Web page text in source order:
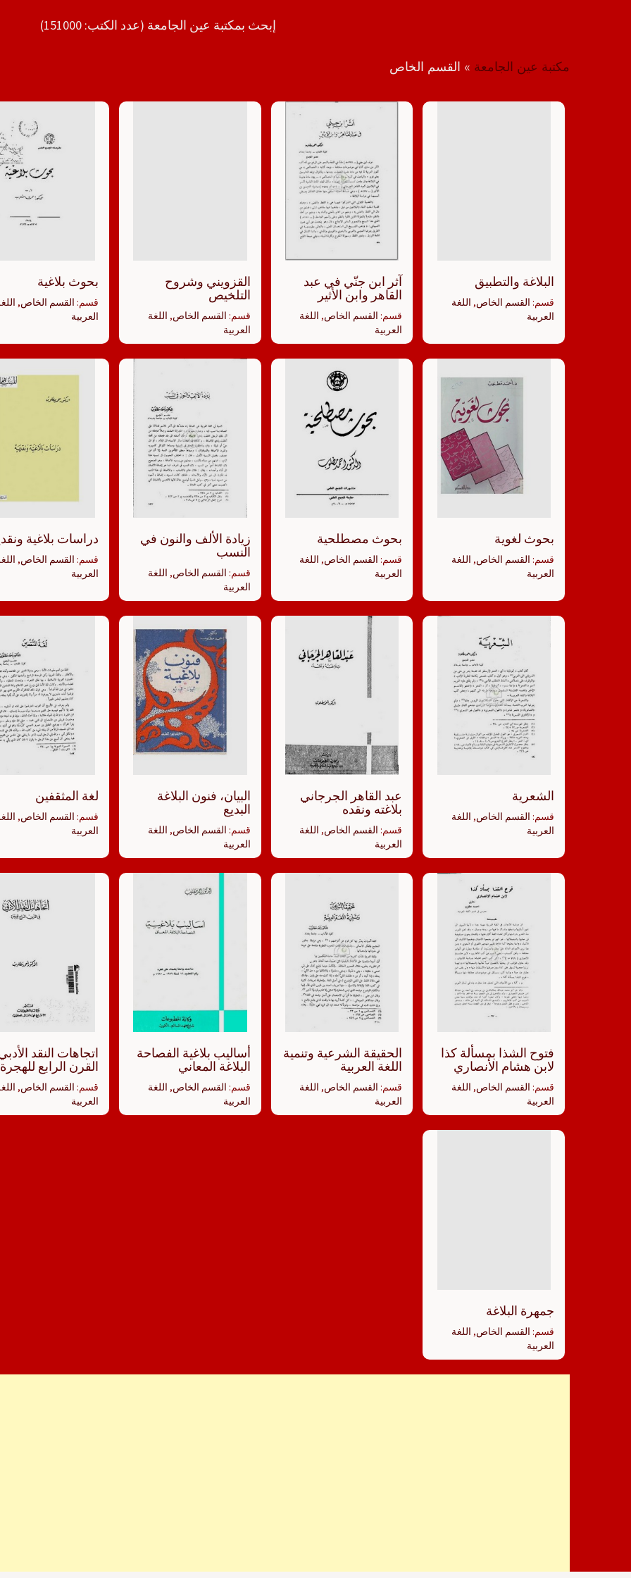
إبحث بمكتبة عين الجامعة (عدد الكتب: 151000)
مكتبة عين الجامعة » القسم الخاص
البلاغة والتطبيق
قسم: القسم الخاص, اللغة
العربية
آثر ابن جنّي في عبد
القاهر وابن الأثير
قسم: القسم الخاص, اللغة
العربية
القزويني وشروح
التلخيص
قسم: القسم الخاص, اللغة
العربية
بحوث بلاغية
قسم: القسم الخاص,
العربية
بحوث لغوية
قسم: القسم الخاص, اللغة
العربية
بحوث مصطلحية
قسم: القسم الخاص, اللغة
العربية
زيادة الألف والنون في
النسب
قسم: القسم الخاص, اللغة
العربية
دراسات بلاغية
قسم: القسم الخاص,
العربية
الشعرية
قسم: القسم الخاص, اللغة
العربية
عبد القاهر الجرجاني
بلاغته ونقده
قسم: القسم الخاص, اللغة
العربية
البيان، فنون البلاغة
البديع
قسم: القسم الخاص, اللغة
العربية
لغة المثقفين
قسم: القسم الخاص,
العربية
فتوح الشذا بمسألة كذا
لابن هشام الأنصاري
قسم: القسم الخاص, اللغة
العربية
الحقيقة الشرعية وتنمية
اللغة العربية
قسم: القسم الخاص, اللغة
العربية
أساليب بلاغية الفصاحة
البلاغة المعاني
قسم: القسم الخاص, اللغة
العربية
اتجاهات النقد
القرن الرابع للهجرة
قسم: القسم الخاص,
العربية
جمهرة البلاغة
قسم: القسم الخاص, اللغة
العربية